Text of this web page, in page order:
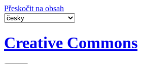
Přeskočit na obsah
Creative Commons